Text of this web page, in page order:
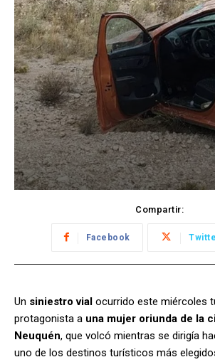
Compartir:
Facebook
Un siniestro vial ocurrido este miércoles
protagonista a una mujer oriunda de la
Neuquén, que volcó mientras se dirigía
uno de los destinos turísticos más